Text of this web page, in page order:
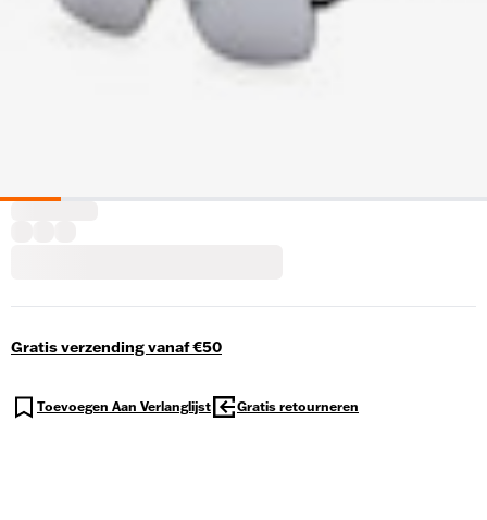
Gratis verzending vanaf €50
Toevoegen Aan Verlanglijst Gratis retourneren